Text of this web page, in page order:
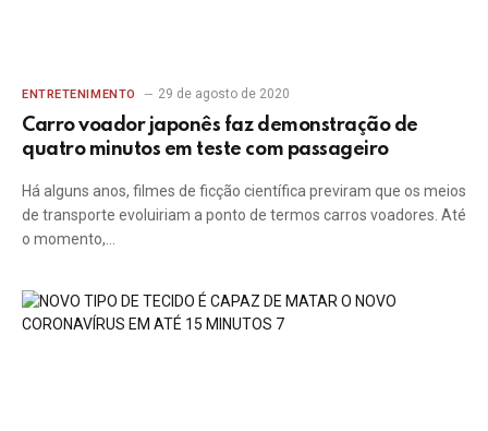
ENTRETENIMENTO 29 de agosto de 2020
Carro voador japonês faz demonstração de
quatro minutos em teste com passageiro
Há alguns anos, filmes de ficção científica previram que os meios
de transporte evoluiriam a ponto de termos carros voadores. Até
o momento,…